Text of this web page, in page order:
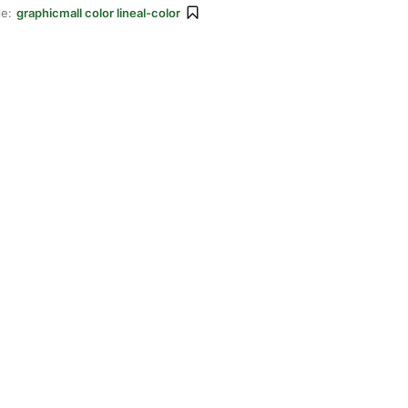
graphicmall color lineal-color